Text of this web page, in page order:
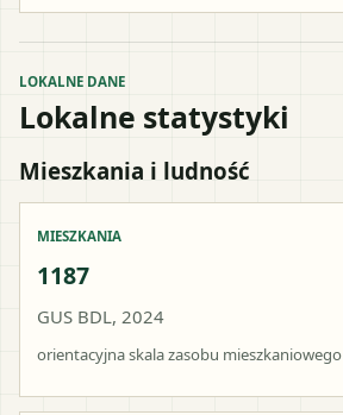
LOKALNE DANE
Lokalne statystyki
Mieszkania i ludność
MIESZKANIA
1187
GUS BDL, 2024
orientacyjna skala zasobu mieszkaniowego